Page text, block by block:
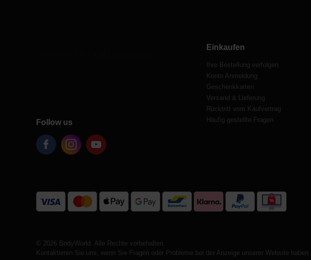
Follow us
Einkaufen
Ihre Bestellung verfolgen
Konto Anmeldung
Geschenkkarten
Versand & Lieferung
Rücktritt vom Kaufvertrag
Häufig gestellte Fragen
© 2026 BodyWorld. Alle Rechte vorbehalten.
Kontaktieren Sie uns, wenn Sie Fragen oder Probleme bei der Anzeige unserer Website haben